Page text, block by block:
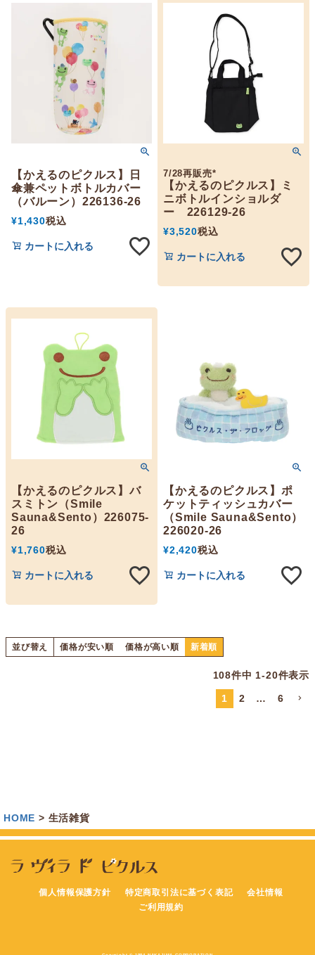
【かえるのピクルス】日
傘兼ペットボトルカバー
（バルーン）226136-26
¥1,430税込
カートに入れる
7/28再販売*
【かえるのピクルス】ミ
ニボトルインショルダ
ー 226129-26
¥3,520税込
カートに入れる
【かえるのピクルス】バ
スミトン（Smile
Sauna&Sento）226075-
26
¥1,760税込
カートに入れる
【かえるのピクルス】ポ
ケットティッシュカバー
（Smile Sauna&Sento）
226020-26
¥2,420税込
カートに入れる
並び替え 価格が安い順 価格が高い順 新着順
108件中 1-20件表示
1 2 … 6
HOME 生活雑貨
個人情報保護方針 特定商取引法に基づく表記
会社情報
ご利用規約